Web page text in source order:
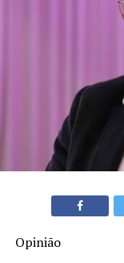
Opinião